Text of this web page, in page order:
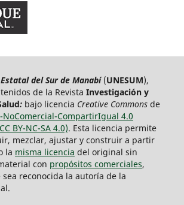
del Sur de Manabí (UNESUM),
de la Revista Investigación y
:bajo licencia Creative Commonsde
CompartirIgual 4.0
BY-NC-SA 4.0). Esta licencia permite
mezclar, ajustar y construir a partir
la misma licencia del original sin
con propósitos comerciales,
reconocida la autoría de la